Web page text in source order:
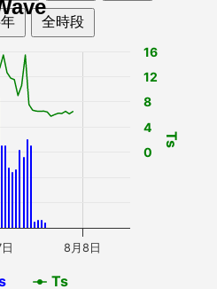
全時段
Ts
Ts
8月8日
0
4
8
12
16